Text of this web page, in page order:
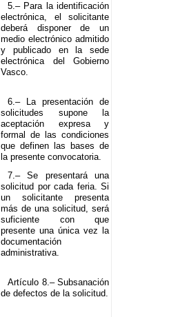
5.– Para la identificación
electrónica, el solicitante
deberá disponer de un
medio electrónico admitido
y publicado en la sede
electrónica del Gobierno
Vasco.
6.– La presentación de
solicitudes supone la
aceptación expresa y
formal de las condiciones
que definen las bases de
la presente convocatoria.
7.– Se presentará una
solicitud por cada feria. Si
un solicitante presenta
más de una solicitud, será
suficiente con que
presente una única vez la
documentación
administrativa.
Artículo 8.– Subsanación
de defectos de la solicitud.